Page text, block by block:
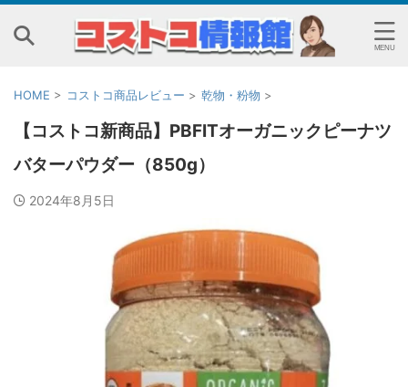
HOME > コストコ商品レビュー > 乾物・粉物 >
【コストコ新商品】PBFITオーガニックピーナツ
バターパウダー（850g）
2024年8月5日